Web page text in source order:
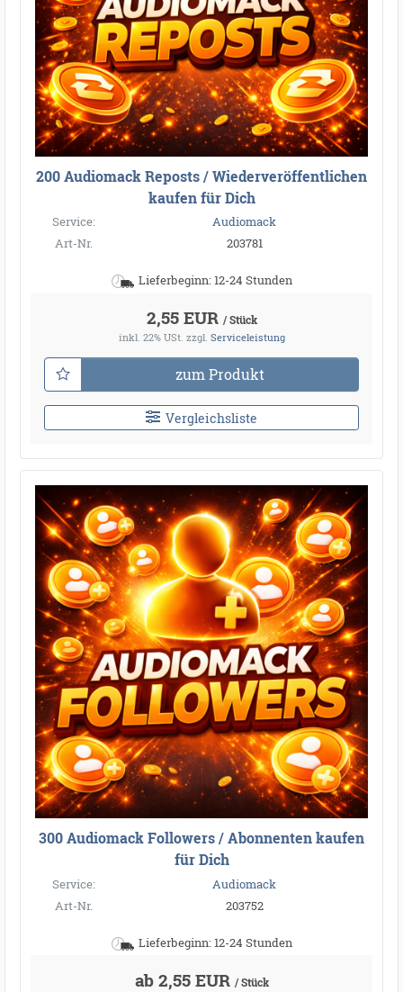
200 Audiomack Reposts / Wiederveröffentlichen
kaufen für Dich
Service:
Audiomack
Art-Nr.
203781
Lieferbeginn: 12-24 Stunden
2,55 EUR / Stück
inkl. 22% USt. zzgl. Serviceleistung
zum Produkt
Vergleichsliste
300 Audiomack Followers / Abonnenten kaufen
für Dich
Service:
Audiomack
Art-Nr.
203752
Lieferbeginn: 12-24 Stunden
ab 2,55 EUR / Stück